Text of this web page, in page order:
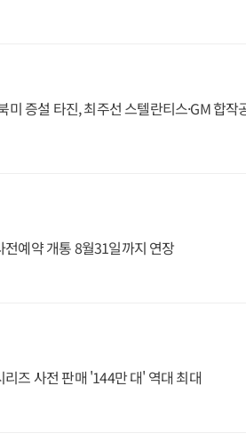
미 증설 타진, 최주선 스텔란티스·GM 합작
예약 개통 8월31일까지 연장
즈 사전 판매 '144만 대' 역대 최대